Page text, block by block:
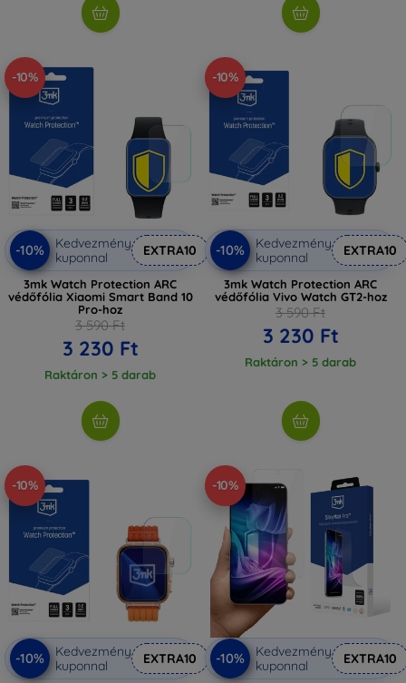
-10%
-10%
Kedvezmény
kuponnal
EXTRA10
3mk Watch Protection ARC
védőfólia Xiaomi Smart Band 10
Pro-hoz
3 590 Ft
3 230 Ft
Raktáron > 5 darab
-10%
-10%
Kedvezmény
kuponnal
EXTRA10
3mk Watch Protection ARC
védőfólia Vivo Watch GT2-hoz
3 590 Ft
3 230 Ft
Raktáron > 5 darab
-10%
-10%
Kedvezmény
kuponnal
EXTRA10
-10%
-10%
Kedvezmény
kuponnal
EXTRA10